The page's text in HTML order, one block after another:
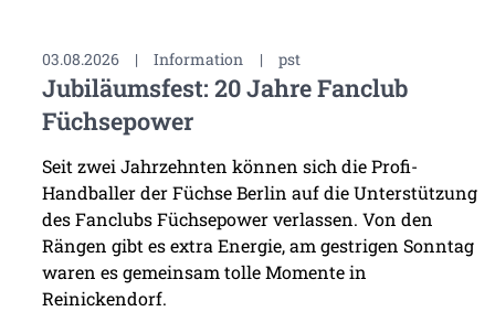
03.08.2026 | Information | pst
Jubiläumsfest: 20 Jahre Fanclub
Füchsepower
Seit zwei Jahrzehnten können sich die Profi-
Handballer der Füchse Berlin auf die Unterstützung
des Fanclubs Füchsepower verlassen. Von den
Rängen gibt es extra Energie, am gestrigen Sonntag
waren es gemeinsam tolle Momente in
Reinickendorf.